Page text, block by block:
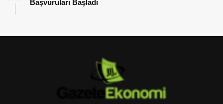
Başvuruları Başladı